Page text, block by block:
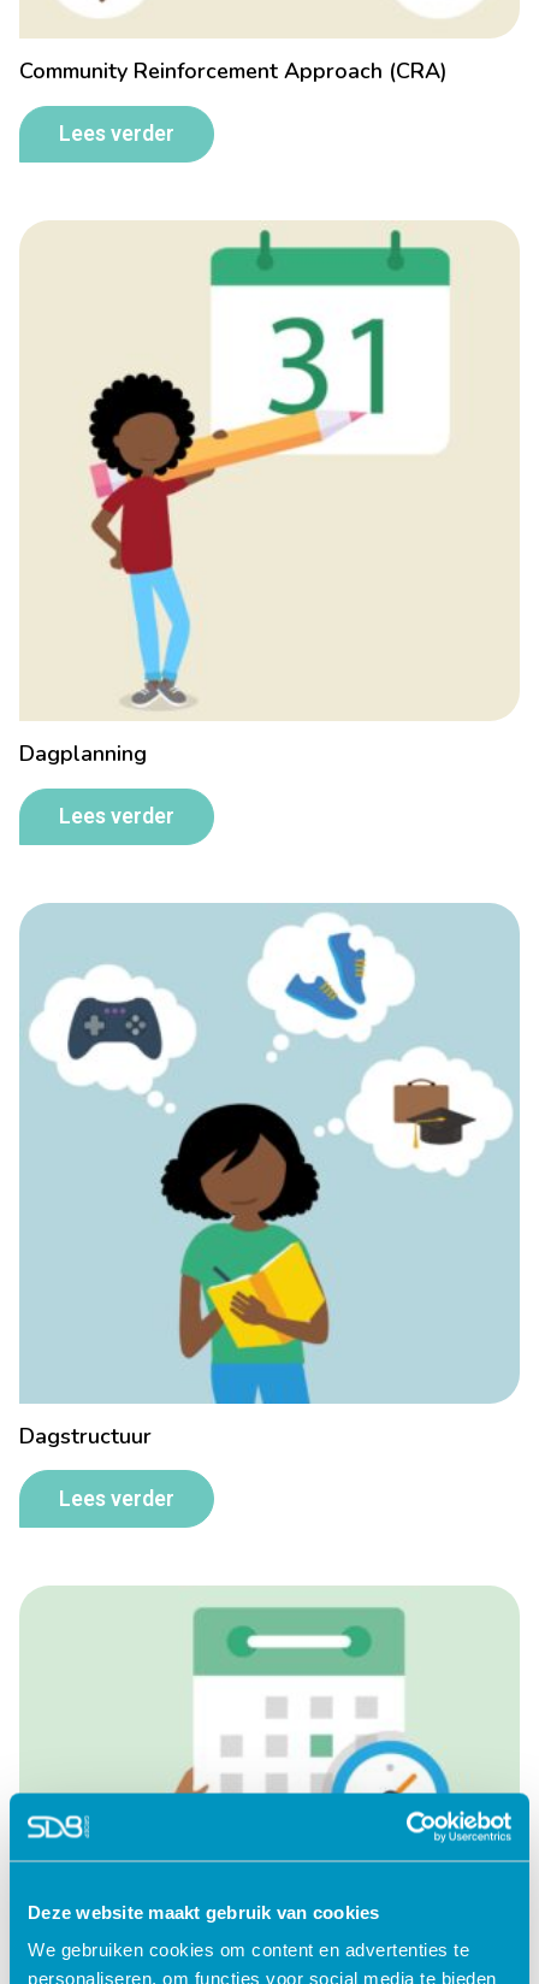
Deze website maakt gebruik van cookies
We gebruiken cookies om content en advertenties te
personaliseren, om functies voor social media te bieden
Community Reinforcement Approach (CRA)
Lees verder
Dagplanning
Lees verder
Dagstructuur
Lees verder